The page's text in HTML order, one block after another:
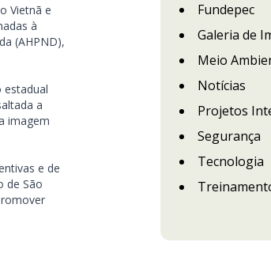
Vietnã e
à
(AHPND),
estadual
a
imagem
e de
de São
Fundepec
Galeria de
Meio
Notícias
Projetos
Segurança
Tecnologia